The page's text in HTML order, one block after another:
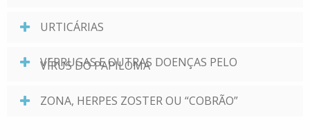
URTICÁRIAS
VERRUGAS E OUTRAS DOENÇAS PELO
VÍRUS DO PAPILOMA
ZONA, HERPES ZOSTER OU “COBRÃO”